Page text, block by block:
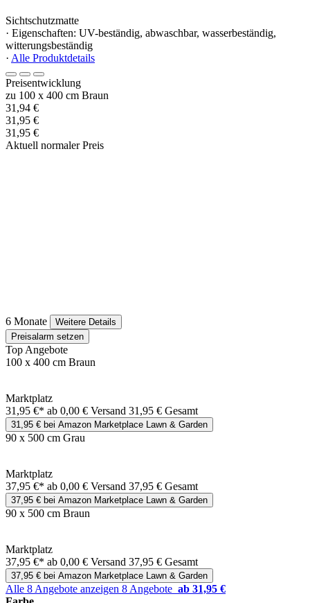
Sichtschutzmatte
· Eigenschaften: UV-beständig, abwaschbar, wasserbeständig,
witterungsbeständig
· Alle Produktdetails
Preisentwicklung
zu 100 x 400 cm Braun
31,94 €
31,95 €
31,95 €
Aktuell normaler Preis
6 Monate
Weitere Details
Preisalarm setzen
Top Angebote
100 x 400 cm Braun
Marktplatz
31,95 €* ab 0,00 € Versand 31,95 € Gesamt
31,95 € bei Amazon Marketplace Lawn & Garden
90 x 500 cm Grau
Marktplatz
37,95 €* ab 0,00 € Versand 37,95 € Gesamt
37,95 € bei Amazon Marketplace Lawn & Garden
90 x 500 cm Braun
Marktplatz
37,95 €* ab 0,00 € Versand 37,95 € Gesamt
37,95 € bei Amazon Marketplace Lawn & Garden
Alle 8 Angebote anzeigen 8 Angebote ab 31,95 €